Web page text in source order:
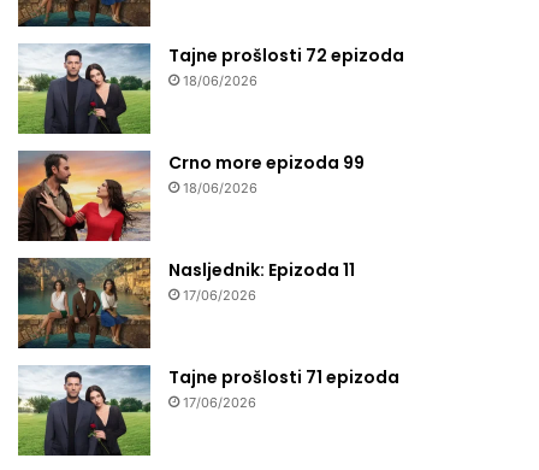
Tajne prošlosti 72 epizoda
18/06/2026
Crno more epizoda 99
18/06/2026
Nasljednik: Epizoda 11
17/06/2026
Tajne prošlosti 71 epizoda
17/06/2026